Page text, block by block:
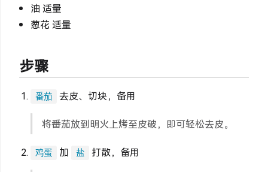
油 适量
葱花 适量
步骤
番茄 去皮、切块，备用
将番茄放到明火上烤至皮破，即可轻松去皮。
鸡蛋 加 盐 打散，备用